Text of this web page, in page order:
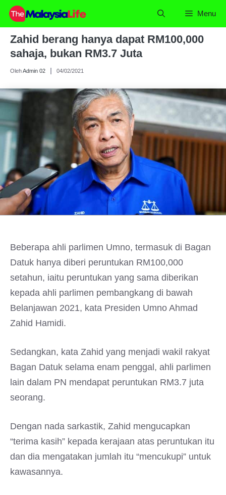
Skip
content
Menu
Zahid berang hanya dapat RM100,000
sahaja, bukan RM3.7 Juta
OlehAdmin 02 04/02/2021
Beberapa ahli parlimen Umno, termasuk di Bagan
Datuk hanya diberi peruntukan RM100,000
setahun, iaitu peruntukan yang sama diberikan
kepada ahli parlimen pembangkang di bawah
Belanjawan 2021, kata Presiden Umno Ahmad
Zahid Hamidi.
Sedangkan, kata Zahid yang menjadi wakil rakyat
Bagan Datuk selama enam penggal, ahli parlimen
lain dalam PN mendapat peruntukan RM3.7 juta
seorang.
Dengan nada sarkastik, Zahid mengucapkan
“terima kasih” kepada kerajaan atas peruntukan itu
dan dia mengatakan jumlah itu “mencukupi” untuk
kawasannya.